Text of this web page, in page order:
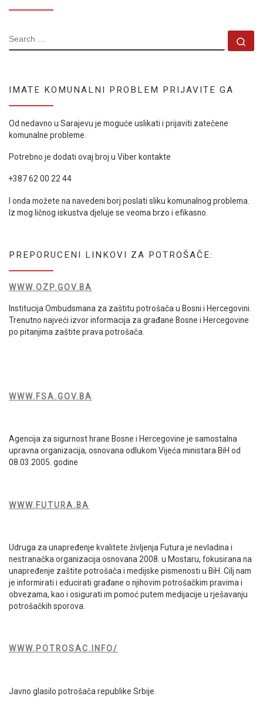
SEARCH
IMATE KOMUNALNI PROBLEM PRIJAVITE GA
Od nedavno u Sarajevu je moguće uslikati i prijaviti zatečene
komunalne probleme.
Potrebno je dodati ovaj broj u Viber kontakte
+387 62 00 22 44
I onda možete na navedeni borj poslati sliku komunalnog problema.
Iz mog ličnog iskustva djeluje se veoma brzo i efikasno.
PREPORUCENI LINKOVI ZA POTROŠAČE:
WWW.OZP.GOV.BA
Institucija Ombudsmana za zaštitu potrošača u Bosni i Hercegovini.
Trenutno najveći izvor informacija za građane Bosne i Hercegovine
po pitanjima zaštite prava potrošača.
WWW.FSA.GOV.BA
Agencija za sigurnost hrane Bosne i Hercegovine je samostalna
upravna organizacija, osnovana odlukom Vijeća ministara BiH od
08.03.2005. godine
WWW.FUTURA.BA
Udruga za unapređenje kvalitete življenja Futura je nevladina i
nestranačka organizacija osnovana 2008. u Mostaru, fokusirana na
unapređenje zaštite potrošača i medijske pismenosti u BiH. Cilj nam
je informirati i educirati građane o njihovim potrošačkim pravima i
obvezama, kao i osigurati im pomoć putem medijacije u rješavanju
potrošačkih sporova.
WWW.POTROSAC.INFO/
Javno glasilo potrošača republike Srbije.